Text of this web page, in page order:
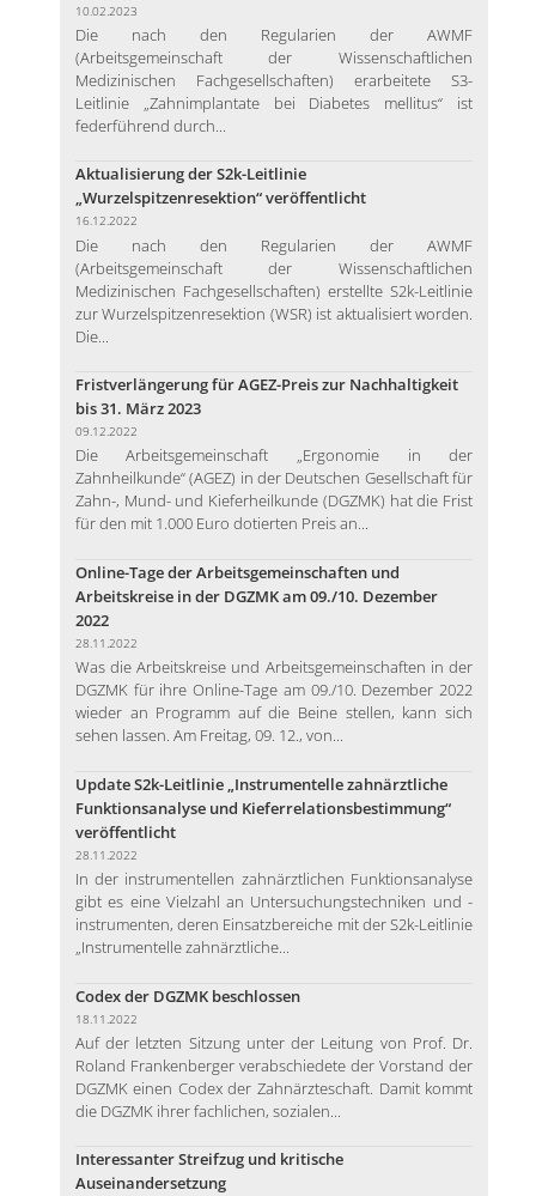
10.02.2023
Die nach den Regularien der AWMF
(Arbeitsgemeinschaft der Wissenschaftlichen
Medizinischen Fachgesellschaften) erarbeitete S3-
Leitlinie „Zahnimplantate bei Diabetes mellitus“ ist
federführend durch...
Aktualisierung der S2k-Leitlinie
„Wurzelspitzenresektion“ veröffentlicht
16.12.2022
Die nach den Regularien der AWMF
(Arbeitsgemeinschaft der Wissenschaftlichen
Medizinischen Fachgesellschaften) erstellte S2k-Leitlinie
zur Wurzelspitzenresektion (WSR) ist aktualisiert worden.
Die...
Fristverlängerung für AGEZ-Preis zur Nachhaltigkeit
bis 31. März 2023
09.12.2022
Die Arbeitsgemeinschaft „Ergonomie in der
Zahnheilkunde“ (AGEZ) in der Deutschen Gesellschaft für
Zahn-, Mund- und Kieferheilkunde (DGZMK) hat die Frist
für den mit 1.000 Euro dotierten Preis an...
Online-Tage der Arbeitsgemeinschaften und
Arbeitskreise in der DGZMK am 09./10. Dezember
2022
28.11.2022
Was die Arbeitskreise und Arbeitsgemeinschaften in der
DGZMK für ihre Online-Tage am 09./10. Dezember 2022
wieder an Programm auf die Beine stellen, kann sich
sehen lassen. Am Freitag, 09. 12., von...
Update S2k-Leitlinie „Instrumentelle zahnärztliche
Funktionsanalyse und Kieferrelationsbestimmung“
veröffentlicht
28.11.2022
In der instrumentellen zahnärztlichen Funktionsanalyse
gibt es eine Vielzahl an Untersuchungstechniken und -
instrumenten, deren Einsatzbereiche mit der S2k-Leitlinie
„Instrumentelle zahnärztliche...
Codex der DGZMK beschlossen
18.11.2022
Auf der letzten Sitzung unter der Leitung von Prof. Dr.
Roland Frankenberger verabschiedete der Vorstand der
DGZMK einen Codex der Zahnärzteschaft. Damit kommt
die DGZMK ihrer fachlichen, sozialen...
Interessanter Streifzug und kritische
Auseinandersetzung